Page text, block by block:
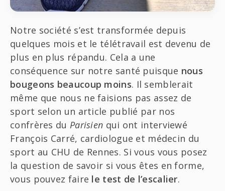
Notre société s’est transformée depuis
quelques mois et le télétravail est devenu de
plus en plus répandu. Cela a une
conséquence sur notre santé puisque nous
bougeons beaucoup moins. Il semblerait
même que nous ne faisions pas assez de
sport selon un article publié par nos
confrères du Parisien qui ont interviewé
François Carré, cardiologue et médecin du
sport au CHU de Rennes. Si vous vous posez
la question de savoir si vous êtes en forme,
vous pouvez faire le test de l’escalier.